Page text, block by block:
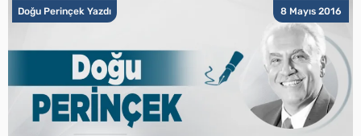
8 Mayıs 2016
Doğu Perinçek Yazdı